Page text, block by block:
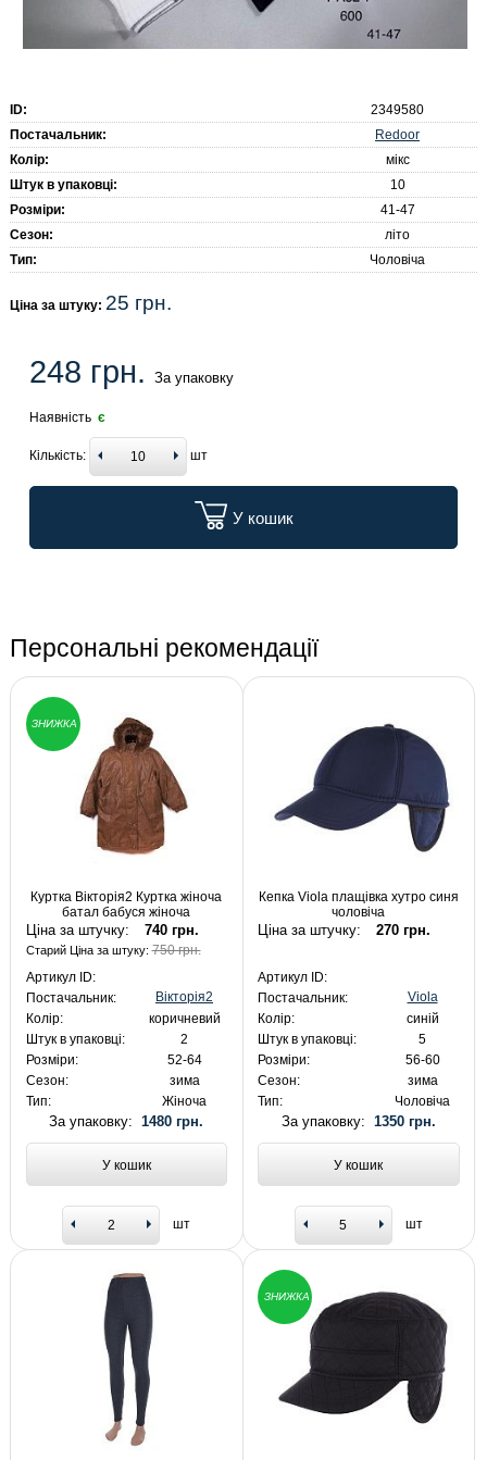
ID:
2349580
Постачальник:
Redoor
Колір:
мікс
Штук в упаковці:
10
Розміри:
41-47
Сезон:
літо
Тип:
Чоловіча
Ціна за штуку: 25 грн.
248 грн. За упаковку
Наявність є
Кількість: шт
У кошик
Персональні рекомендації
ЗНИЖКА
Куртка Вікторія2 Куртка жіноча
батал бабуся жіноча
Ціна за штучку: 740 грн.
Старий Ціна за штуку:750 грн.
Артикул ID:
Постачальник:
Вікторія2
Колір:
коричневий
Штук в упаковці:
2
Розміри:
52-64
Сезон:
зима
Тип:
Жіноча
За упаковку:1480 грн.
У кошик
шт
Кепка Viola плащівка хутро синя
чоловіча
Ціна за штучку: 270 грн.
Артикул ID:
Постачальник:
Viola
Колір:
синій
Штук в упаковці:
5
Розміри:
56-60
Сезон:
зима
Тип:
Чоловіча
За упаковку: 1350 грн.
У кошик
шт
ЗНИЖКА